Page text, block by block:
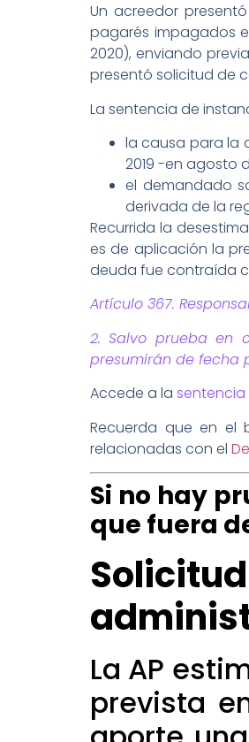
Un acreedor
pagarés impagados
2020), enviando
presentó solicitud de
La sentencia de
la causa para la
2019 -en agosto
el demandado
derivada de la
Recurrida la
es de aplicación la
deuda fue contraída
Artículo 367.
2. Salvo prueba en
presumirán de fecha
Accede a la sentencia
Recuerda que en el
relacionadas con el
Si no hay
que fuera
La AP
prevista